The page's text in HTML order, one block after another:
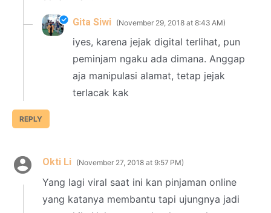
REPLY
Gita Siwi November 29, 2018 at 8:43 AM
iyes, karena jejak digital terlihat, pun
peminjam ngaku ada dimana. Anggap
aja manipulasi alamat, tetap jejak
terlacak kak
Okti Li November 27, 2018 at 9:57 PM
Yang lagi viral saat ini kan pinjaman online
yang katanya membantu tapi ujungnya jadi